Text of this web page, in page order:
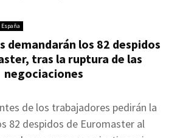
España
demandarán los 82 despidos
tras la ruptura de las
negociaciones
de los trabajadores pedirán la
82 despidos de Euromaster al